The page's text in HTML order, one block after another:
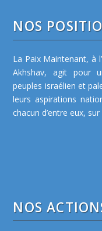
NOS
La Paix Maintenant, à
Akhshav, agit pour
peuples israélien et
leurs aspirations
chacun d’entre eux,
NOS